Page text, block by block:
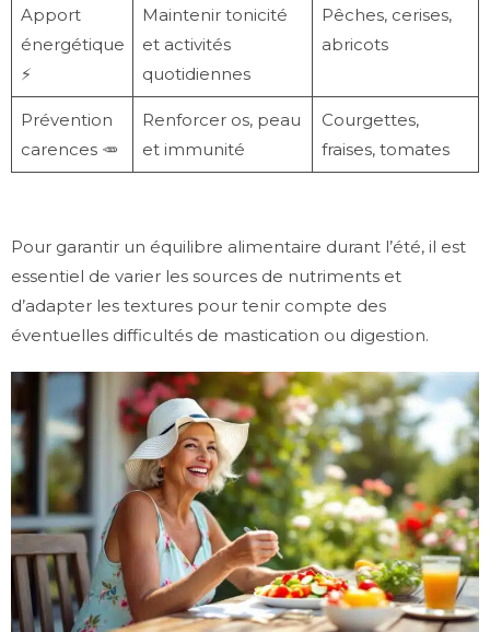
Apport
énergétique
⚡
Maintenir tonicité
et activités
quotidiennes
Pêches, cerises,
abricots
Prévention
carences 🥕
Renforcer os, peau
et immunité
Courgettes,
fraises, tomates
Pour garantir un équilibre alimentaire durant l’été, il est
essentiel de varier les sources de nutriments et
d’adapter les textures pour tenir compte des
éventuelles difficultés de mastication ou digestion.